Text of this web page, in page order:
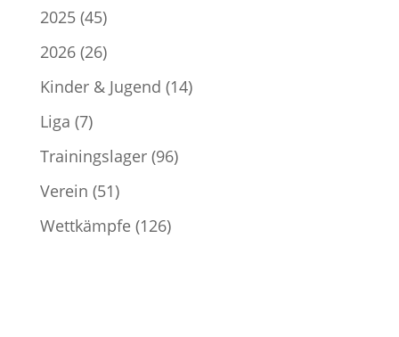
2025(45)
2026(26)
Kinder & Jugend (14)
Liga (7)
Trainingslager(96)
Verein (51)
Wettkämpfe(126)